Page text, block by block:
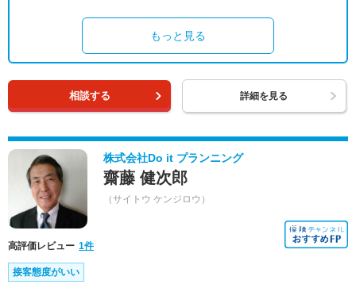
もっと見る
相談する 詳細を見る
株式会社Do it プランニング
齋藤 健次郎
（サイトウ ケンジロウ）
高評価レビュー 1件
接客態度がいい